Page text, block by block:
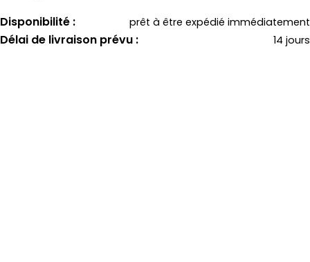
Disponibilité : prêt à être expédié immédiatement
Délai de livraison prévu : 14 jours